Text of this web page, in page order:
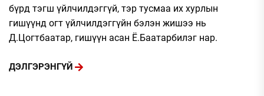
бүрд тэгш үйлчилдэггүй, тэр тусмаа их хурлын
гишүүнд огт үйлчилдэггүйн бэлэн жишээ нь
Д.Цогтбаатар, гишүүн асан Ё.Баатарбилэг нар.
ДЭЛГЭРЭНГҮЙ